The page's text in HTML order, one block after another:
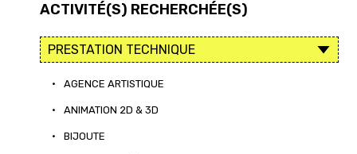
ACTIVITÉ(S) RECHERCHÉE(S)
• AGENCE ARTISTIQUE
• ANIMATION 2D & 3D
• BIJOUTE